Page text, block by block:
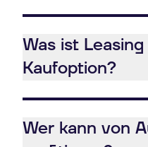
Was ist
Kaufoption?
Wer kann von